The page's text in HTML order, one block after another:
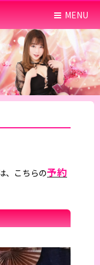
MENU
、こちらの予約